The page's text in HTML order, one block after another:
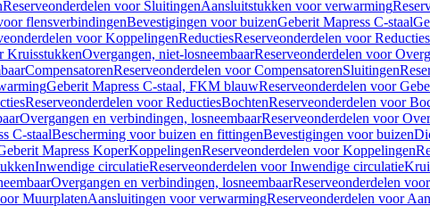
Reserveonderdelen voor SluitingenAansluitstukken voor verwarming
flensverbindingenBevestigingen voor buizenGeberit Mapress C-staal
voor KoppelingenReductiesReserveonderdelen voor Reducties
KruisstukkenOvergangen, niet-losneembaarReserveonderdelen voor
CompensatorenReserveonderdelen voor CompensatorenSluitingen
Geberit Mapress C-staal, FKM blauwReserveonderdelen voor
Reserveonderdelen voor ReductiesBochtenReserveonderdelen voor
Overgangen en verbindingen, losneembaarReserveonderdelen voor
C-staalBescherming voor buizen en fittingenBevestigingen voor buizen
Mapress KoperKoppelingenReserveonderdelen voor Koppelingen
Inwendige circulatieReserveonderdelen voor Inwendige circulatie
Overgangen en verbindingen, losneembaarReserveonderdelen
MuurplatenAansluitingen voor verwarmingReserveonderdelen voor